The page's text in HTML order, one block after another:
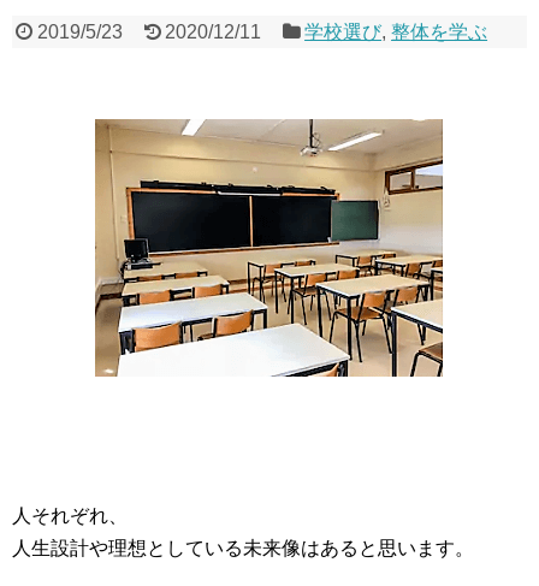
2019/5/23 2020/12/11 学校選び,整体を学ぶ
人それぞれ、
人生設計や理想としている未来像はあると思います。